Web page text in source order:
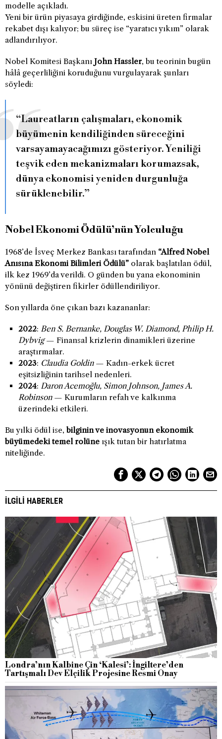
modelle açıkladı.
Yeni bir ürün piyasaya girdiğinde, eskisini üreten firmalar
rekabet dışı kalıyor; bu süreç ise “yaratıcı yıkım” olarak
adlandırılıyor.
Nobel Komitesi Başkanı John Hassler, bu teorinin bugün
hâlâ geçerliliğini koruduğunu vurgulayarak şunları
söyledi:
“Laureatların çalışmaları, ekonomik
büyümenin kendiliğinden süreceğini
varsayamayacağımızı gösteriyor. Yeniliği
teşvik eden mekanizmaları korumazsak,
dünya ekonomisi yeniden durgunluğa
sürüklenebilir.”
Nobel Ekonomi Ödülü’nün Yolculuğu
1968’de İsveç Merkez Bankası tarafından “Alfred Nobel
Anısına Ekonomi Bilimleri Ödülü” olarak başlatılan ödül,
ilk kez 1969’da verildi. O günden bu yana ekonominin
yönünü değiştiren fikirler ödüllendiriliyor.
Son yıllarda öne çıkan bazı kazananlar:
2022: Ben S. Bernanke, Douglas W. Diamond, Philip H.
Dybvig— Finansal krizlerin dinamikleri üzerine
araştırmalar.
2023: Claudia Goldin— Kadın-erkek ücret
eşitsizliğinin tarihsel nedenleri.
2024: Daron Acemoğlu, Simon Johnson, James A.
Robinson— Kurumların refah ve kalkınma
üzerindeki etkileri.
Bu yılki ödül ise, bilginin ve inovasyonun ekonomik
büyümedeki temel rolüne ışık tutan bir hatırlatma
niteliğinde.
İLGILI HABERLER
Londra’nın Kalbine Çin ‘Kalesi’: İngiltere’den
Tartışmalı Dev Elçilik Projesine Resmi Onay